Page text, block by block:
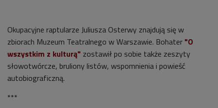
Okupacyjne raptularze Juliusza Osterwy znajdują sięw
zbiorach Muzeum Teatralnego w Warszawie. Bohater "O
wszystkim z kulturą" zostawił po sobie także zeszyty
słowotwórcze, bruliony listów, wspomnienia i powieść
autobiograficzną.
***